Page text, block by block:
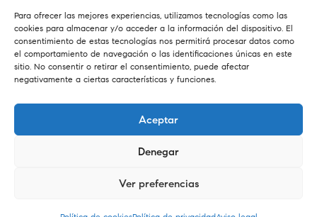
Para ofrecer las mejores experiencias, utilizamos tecnologías como las
cookies para almacenar y/o acceder a la información del dispositivo. El
consentimiento de estas tecnologías nos permitirá procesar datos como
el comportamiento de navegación o las identificaciones únicas en este
sitio. No consentir o retirar el consentimiento, puede afectar
negativamente a ciertas características y funciones.
Aceptar
Denegar
Ver preferencias